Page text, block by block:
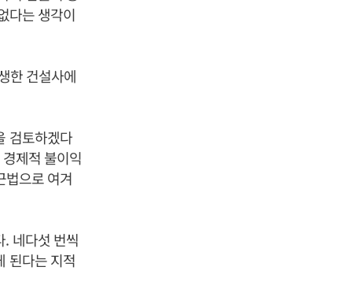
다는 생각이
한 건설사에
검토하겠다
제적 불이익
법으로 여겨
네다섯 번씩
된다는 지적